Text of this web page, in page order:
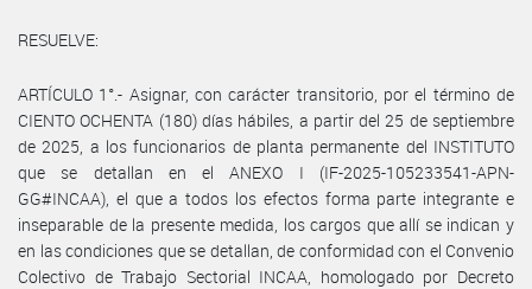
RESUELVE:
ARTÍCULO 1°.- Asignar, con carácter transitorio, por el término de
CIENTO OCHENTA (180) días hábiles, a partir del 25 de septiembre
de 2025, a los funcionarios de planta permanente del INSTITUTO
que se detallan en el ANEXO I (IF-2025-105233541-APN-
GG#INCAA), el que a todos los efectos forma parte integrante e
inseparable de la presente medida, los cargos que allí se indican y
en las condiciones que se detallan, de conformidad con el Convenio
Colectivo de Trabajo Sectorial INCAA, homologado por Decreto